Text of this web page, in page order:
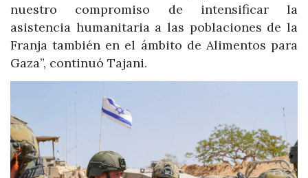
nuestro compromiso de intensificar la
asistencia humanitaria a las poblaciones de la
Franja también en el ámbito de Alimentos para
Gaza”, continuó Tajani.